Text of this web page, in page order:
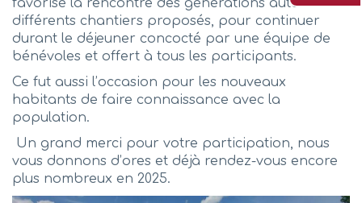
favorisé la rencontre des générations autour des
différents chantiers proposés, pour continuer
durant le déjeuner concocté par une équipe de
bénévoles et offert à tous les participants.
Ce fut aussi l’occasion pour les nouveaux
habitants de faire connaissance avec la
population.
Un grand merci pour votre participation, nous
vous donnons d’ores et déjà rendez-vous encore
plus nombreux en 2025.